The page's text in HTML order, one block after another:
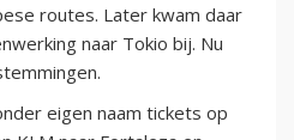
routes. Later kwam daar
naar Tokio bij. Nu
eigen naam tickets op